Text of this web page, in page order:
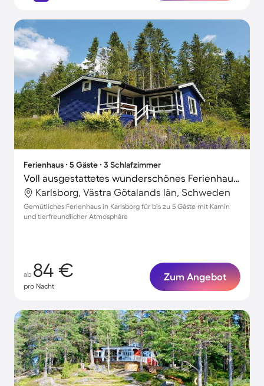
Ferienhaus ∙ 5 Gäste ∙ 3 Schlafzimmer
Voll ausgestattetes wunderschönes Ferienhaus mit Terrasse | Haustiere sind willkommen
Karlsborg, Västra Götalands län, Schweden
Gemütliches Ferienhaus in Karlsborg für bis zu 5 Gäste mit Kamin
und tierfreundlicher Atmosphäre
ab 84 €
pro Nacht
Zum Angebot